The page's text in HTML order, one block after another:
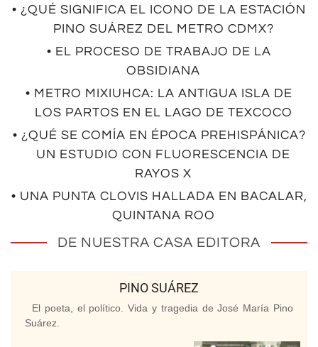
• ¿QUÉ SIGNIFICA EL ICONO DE LA ESTACIÓN
PINO SUÁREZ DEL METRO CDMX?
• EL PROCESO DE TRABAJO DE LA
OBSIDIANA
• METRO MIXIUHCA: LA ANTIGUA ISLA DE
LOS PARTOS EN EL LAGO DE TEXCOCO
• ¿QUÉ SE COMÍA EN ÉPOCA PREHISPÁNICA?
UN ESTUDIO CON FLUORESCENCIA DE
RAYOS X
• UNA PUNTA CLOVIS HALLADA EN BACALAR,
QUINTANA ROO
DE NUESTRA CASA EDITORA
PINO SUÁREZ
El poeta, el político. Vida y tragedia de José María Pino
Suárez.